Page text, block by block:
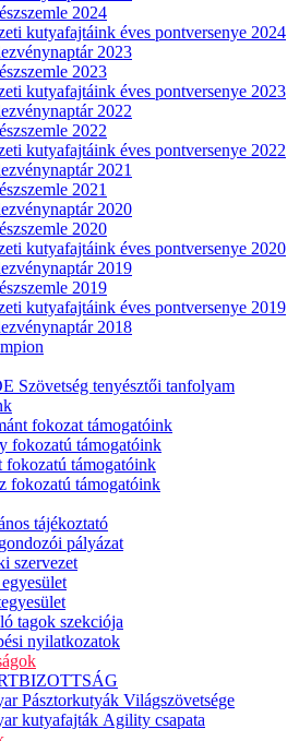
2024
kutyafajtáink éves pontversenye 2024
2023
2023
kutyafajtáink éves pontversenye 2023
2022
2022
kutyafajtáink éves pontversenye 2022
2021
2021
2020
2020
kutyafajtáink éves pontversenye 2020
2019
2019
kutyafajtáink éves pontversenye 2019
2018
Szövetség tenyésztői tanfolyam
fokozat támogatóink
fokozatú támogatóink
fokozatú támogatóink
fokozatú támogatóink
tájékoztató
pályázat
szervezet
tagok szekciója
nyilatkozatok
Pásztorkutyák Világszövetsége
kutyafajták Agility csapata